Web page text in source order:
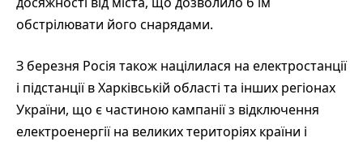
обстрілювати його снарядами.
З березня Росія також націлилася на електростанції
і підстанції в Харківській області та інших регіонах
України, що є частиною кампанії з відключення
електроенергії на великих територіях країни і